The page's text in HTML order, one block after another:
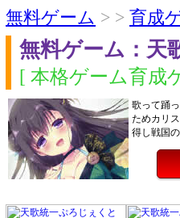
無料ゲーム > > 育成
無料ゲーム：天
[ 本格ゲーム育成
歌って踊
ためカリ
得し戦国